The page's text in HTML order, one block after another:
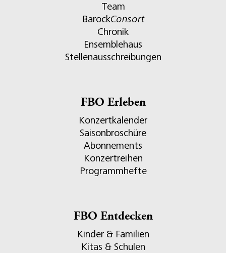
Team
BarockConsort
Chronik
Ensemblehaus
Stellenausschreibungen
FBO Erleben
Konzertkalender
Saisonbroschüre
Abonnements
Konzertreihen
Programmhefte
FBO Entdecken
Kinder & Familien
Kitas & Schulen